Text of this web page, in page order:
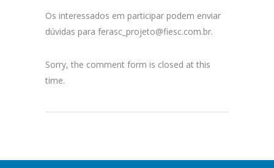
Os interessados em participar podem enviar
dúvidas para ferasc_projeto@fiesc.com.br.
Sorry, the comment form is closed at this
time.